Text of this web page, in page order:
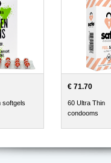
softgels
€ 71.70
60 Ultra Thin
condooms